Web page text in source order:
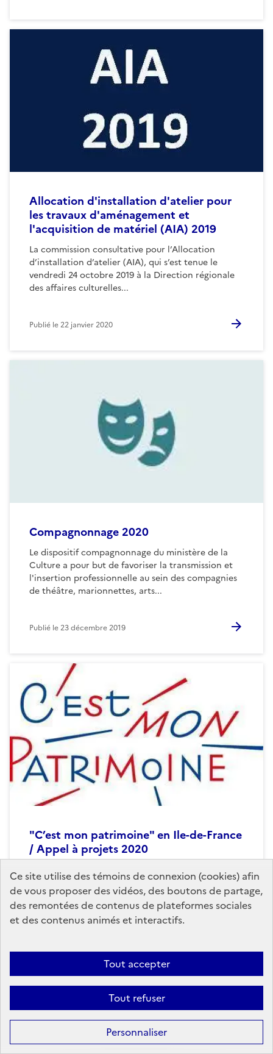
Ce site utilise des témoins de connexion (cookies) afin
de vous proposer des vidéos, des boutons de partage,
des remontées de contenus de plateformes sociales
et des contenus animés et interactifs.
Tout accepter
Tout refuser
Personnaliser
Allocation d'installation d'atelier pour
les travaux d'aménagement et
l'acquisition de matériel (AIA) 2019
La commission consultative pour l’Allocation
d’installation d’atelier (AIA), qui s’est tenue le
vendredi 24 octobre 2019 à la Direction régionale
des affaires culturelles...
Publié le22 janvier 2020
Compagnonnage 2020
Le dispositif compagnonnage du ministère de la
Culture a pour but de favoriser la transmission et
l'insertion professionnelle au sein des compagnies
de théâtre, marionnettes, arts...
Publié le23 décembre 2019
"C’est mon patrimoine" en Ile-de-France
/ Appel à projets 2020
"C’est mon patrimoine !" est une opération
d’éducation artistique et culturelles permettant aux
jeunes d’accéder aux pratiques artistiques dans les
lieux de patrimoine pendant...